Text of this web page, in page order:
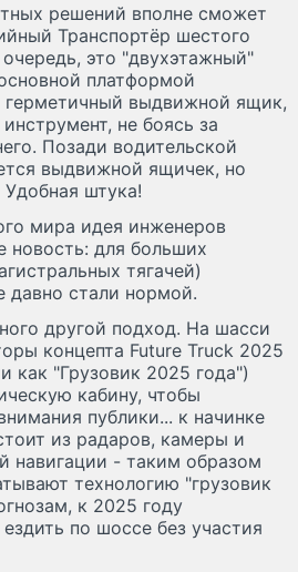
решений вполне сможет
Транспортёр шестого
это "двухэтажный"
платформой
герметичный выдвижной ящик,
не боясь за
Позади водительской
выдвижной ящичек, но
штука!
мира идея инженеров
новость: для больших
тягачей)
давно стали нормой.
другой подход. На шасси
концепта Future Truck 2025
как "Грузовик 2025 года")
кабину, чтобы
публики... к начинке
из радаров, камеры и
навигации - таким образом
технологию "грузовик
к 2025 году
по шоссе без участия